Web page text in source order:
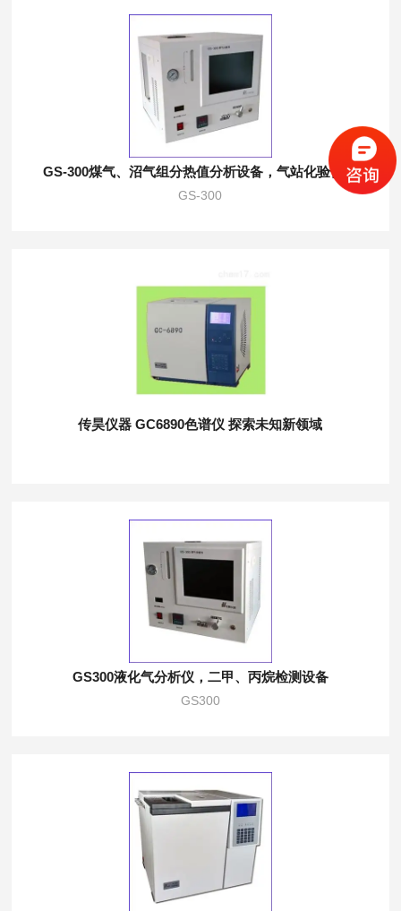
GS-300煤气、沼气组分热值分析设备，气站化验仪器
GS-300
传昊仪器 GC6890色谱仪 探索未知新领域
GS300液化气分析仪，二甲、丙烷检测设备
GS300